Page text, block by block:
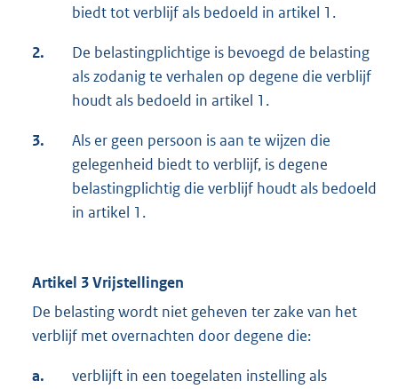
biedt tot verblijf als bedoeld in artikel 1.
2.
De belastingplichtige is bevoegd de belasting
als zodanig te verhalen op degene die verblijf
houdt als bedoeld in artikel 1.
3.
Als er geen persoon is aan te wijzen die
gelegenheid biedt to verblijf, is degene
belastingplichtig die verblijf houdt als bedoeld
in artikel 1.
Artikel 3 Vrijstellingen
De belasting wordt niet geheven ter zake van het
verblijf met overnachten door degene die:
a.
verblijft in een toegelaten instelling als